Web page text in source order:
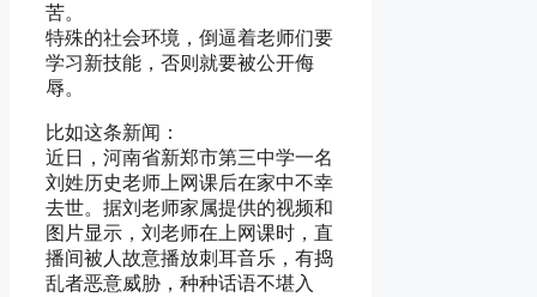
苦。
特殊的社会环境，倒逼着老师们要
学习新技能，否则就要被公开侮
辱。
比如这条新闻：
近日，河南省新郑市第三中学一名
刘姓历史老师上网课后在家中不幸
去世。据刘老师家属提供的视频和
图片显示，刘老师在上网课时，直
播间被人故意播放刺耳音乐，有捣
乱者恶意威胁，种种话语不堪入